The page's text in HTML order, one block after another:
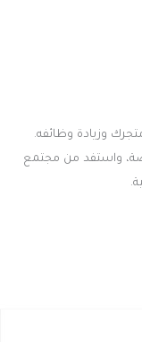
وزيادة وظائفه.
واستفد من مجتمع